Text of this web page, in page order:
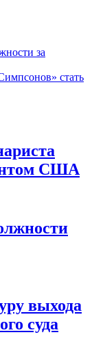
за
стать
США
выхода
суда